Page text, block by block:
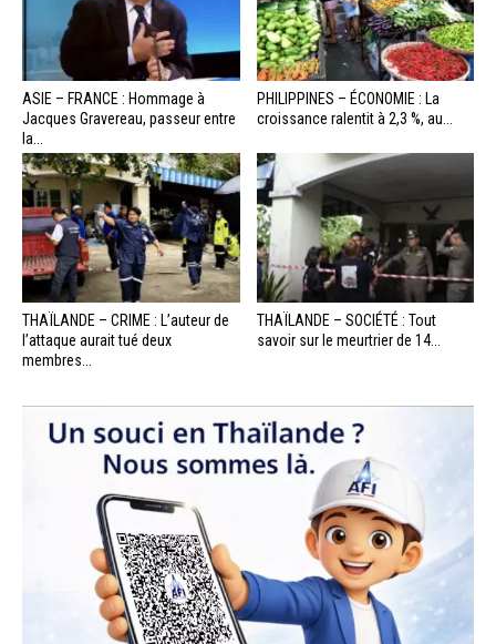
ASIE – FRANCE : Hommage à
Jacques Gravereau, passeur entre
la...
PHILIPPINES – ÉCONOMIE : La
croissance ralentit à 2,3 %, au...
THAÏLANDE – CRIME : L’auteur de
l’attaque aurait tué deux
membres...
THAÏLANDE – SOCIÉTÉ : Tout
savoir sur le meurtrier de 14...